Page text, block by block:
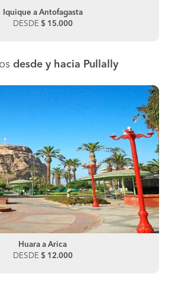
Iquique a Antofagasta
DESDE $ 15.000
desde y hacia Pullally
Huara a Arica
DESDE $ 12.000